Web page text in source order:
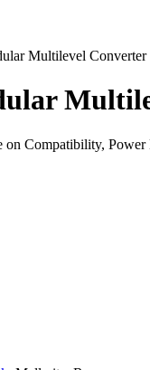
Multilevel
on Compatibility,